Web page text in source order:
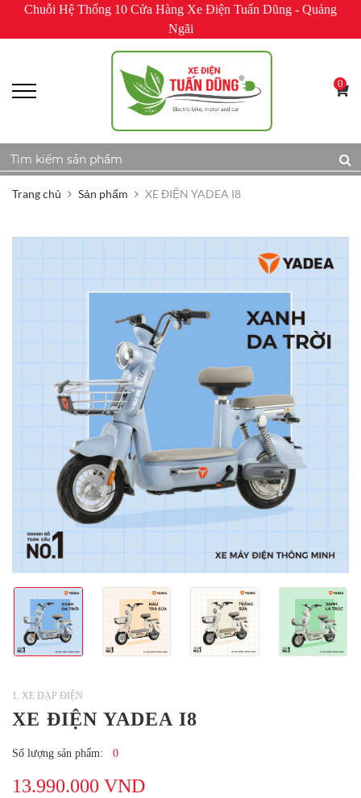
Chuỗi Hệ Thống 10 Cửa Hàng Xe Điện Tuấn Dũng - Quảng
Ngãi
0
Trang chủ Sản phẩm XE ĐIỆN YADEA I8
1. XE ĐẠP ĐIỆN
XE ĐIỆN YADEA I8
Số lượng sản phẩm: 0
13.990.000 VND